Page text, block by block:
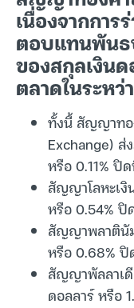
เนื่องจากการ
ตอบแทนพันธ
ของสกุลเงิน
ตลาดในระหว่
ทั้งนี้ สัญญาทอ
Exchange) ส่
หรือ 0.11% ปิ
สัญญาโลหะเงิ
หรือ 0.54%
สัญญาพลาตินั
หรือ 0.68% ปิ
สัญญาพัลลาเ
ดอลลาร์ หรือ